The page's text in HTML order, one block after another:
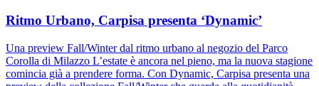
Ritmo Urbano, Carpisa presenta ‘Dynamic’
Una preview Fall/Winter dal ritmo urbano al negozio del Parco
Corolla di Milazzo L’estate è ancora nel pieno, ma la nuova stagione
comincia già a prendere forma. Con Dynamic, Carpisa presenta una